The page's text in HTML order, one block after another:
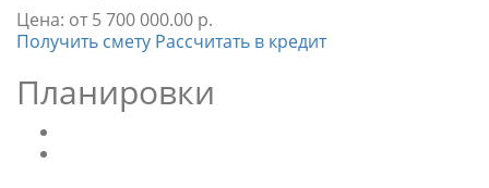
Цена: от 5 700 000.00 р.
Получить смету Рассчитать в кредит
Планировки